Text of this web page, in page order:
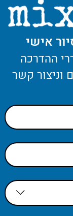
אישי
ההדרכה
וניצור קשר